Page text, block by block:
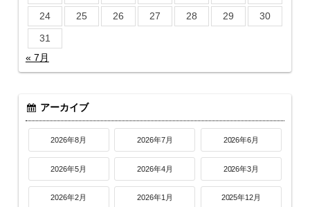
24
25 26 27 28 29
30
31
« 7月
アーカイブ
2026年8月 2026年7月 2026年6月
2026年5月 2026年4月 2026年3月
2026年2月 2026年1月 2025年12月